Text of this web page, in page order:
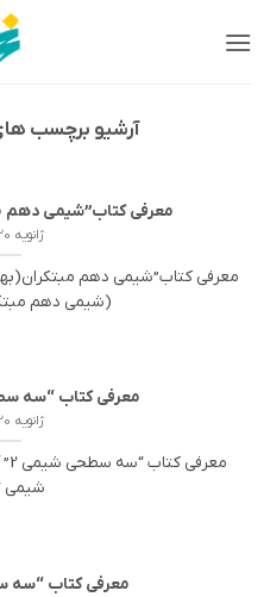
آرشیو برچسب
معرفی کتاب”شیمی دهم
ژانویه 20, 2025
معرفی کتاب”شیمی دهم
(شیمی دهم
معرفی کتاب “سه
ژانویه 20, 2025
شیمی 2) [...]
معرفی کتاب “سه